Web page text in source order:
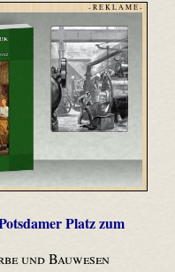
- R E K L A M E -
Platz zum
und Bauwesen